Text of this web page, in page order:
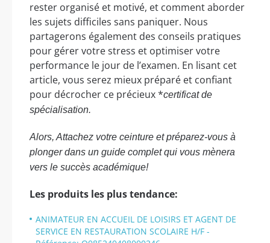
rester organisé et motivé, et comment aborder
les sujets difficiles sans paniquer. Nous
partagerons également des conseils pratiques
pour gérer votre stress et optimiser votre
performance le jour de l’examen. En lisant cet
article, vous serez mieux préparé et confiant
pour décrocher ce précieux *certificat de
spécialisation.
Alors, Attachez votre ceinture et préparez-vous à
plonger dans un guide complet qui vous mènera
vers le succès académique!
Les produits les plus tendance:
ANIMATEUR EN ACCUEIL DE LOISIRS ET AGENT DE
SERVICE EN RESTAURATION SCOLAIRE H/F -